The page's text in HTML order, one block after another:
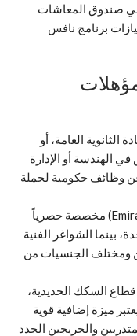
صندوق المعاشات
برنامج نافس
العامة، أو
في الهندسة أو الإدارة
وظائف حكومية لحملة
الجنسية: الشواغر المحددة بـ (Emiratized) مخصصة حصرياً
بينما الشواغر الفنية
ومختلف الجنسيات من
السكك الحديدية،
ميزة إضافية قوية
والخريجين الجدد